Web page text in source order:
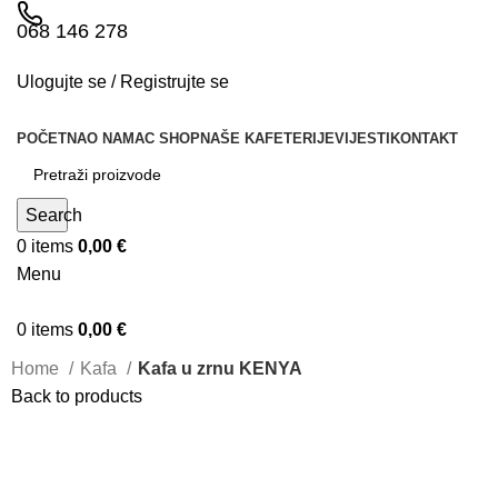
068 146 278
Ulogujte se / Registrujte se
POČETNAO NAMAC SHOPNAŠE KAFETERIJEVIJESTI KONTAKT
Search
0 items 0,00 €
Menu
0 items 0,00 €
Home Kafa
Kafa u zrnu KENYA
Back to products